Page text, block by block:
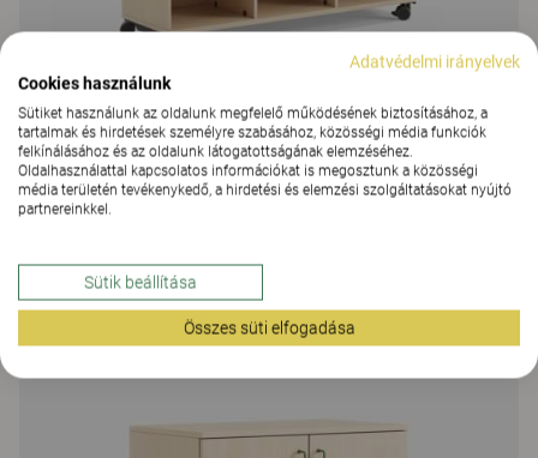
Education Storage
14 Színek|9 Variációk
Adatvédelmi irányelvek
Cookies használunk
Sütiket használunk az oldalunk megfelelő működésének biztosításához, a
tartalmak és hirdetések személyre szabásához, közösségi média funkciók
felkínálásához és az oldalunk látogatottságának elemzéséhez.
Oldalhasználattal kapcsolatos információkat is megosztunk a közösségi
média területén tevékenykedő, a hirdetési és elemzési szolgáltatásokat nyújtó
partnereinkkel.
Sütik beállítása
Összes süti elfogadása